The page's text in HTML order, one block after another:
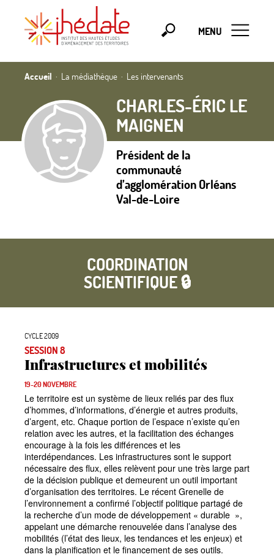
MENU
Accueil La médiathèque Les intervenants
CHARLES-ÉRIC LE
MAIGNEN
Président de la
communauté
d’agglomération Orléans
Val-de-Loire
COORDINATION
SCIENTIFIQUE 🔒
CYCLE 2009
SESSION 8
Infrastructures et mobilités
19-20 NOVEMBRE
Le territoire est un système de lieux reliés par des flux
d’hommes, d’informations, d’énergie et autres produits,
d’argent, etc. Chaque portion de l’espace n’existe qu’en
relation avec les autres, et la facilitation des échanges
encourage à la fois les différences et les
interdépendances. Les infrastructures sont le support
nécessaire des flux, elles relèvent pour une très large part
de la décision publique et demeurent un outil important
d’organisation des territoires. Le récent Grenelle de
l’environnement a confirmé l’objectif politique partagé de
la recherche d’un mode de développement « durable »,
appelant une démarche renouvelée dans l’analyse des
mobilités (l’état des lieux, les tendances et les enjeux) et
dans la planification et le financement de ses outils.